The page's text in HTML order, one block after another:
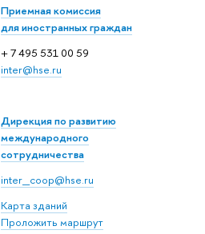
Приемная комиссия
для иностранных граждан
+ 7 495 531 00 59
inter@hse.ru
Дирекция по развитию
международного
сотрудничества
inter_coop@hse.ru
Карта зданий
Проложить маршрут